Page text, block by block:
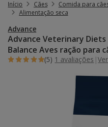
Início Cães Comida para
Alimentação seca
Advance
Advance Veterinary
Balance Aves ração para
(5) 1 avaliações |